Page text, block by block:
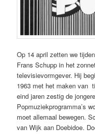
Op 14 april zetten we
Frans Schupp in het
televisievormgever. Hij
1963 met het maken van
eind jaren zestig de
Popmuziekprogramma’s
moet allemaal bewegen.
van Wijk aan Doebidoe.